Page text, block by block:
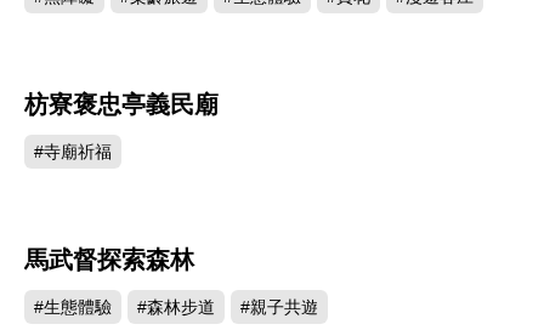
枋寮褒忠亭義民廟
#寺廟祈福
馬武督探索森林
#生態體驗 #森林步道 #親子共遊